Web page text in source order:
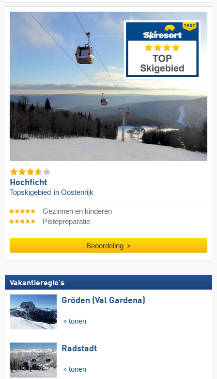
Hochficht
Topskigebied in Oostenrijk
Gezinnen en kinderen
Pistepreparatie
Beoordeling
Vakantieregio's
Gröden (Val Gardena)
tonen
Radstadt
tonen